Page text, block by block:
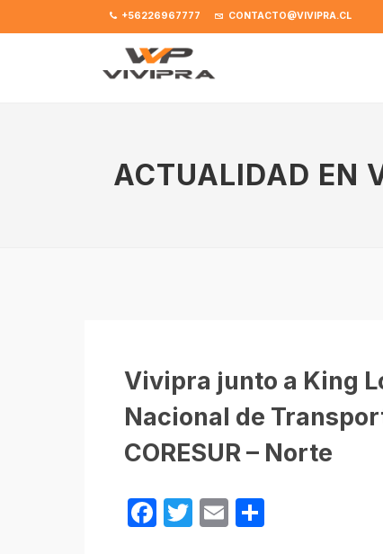
+56226967777 CONTACTO@VIVIPRA.CL
ACTUALIDAD EN
Vivipra junto a King
Nacional de
CORESUR – Norte
Facebook
Twitter
Email